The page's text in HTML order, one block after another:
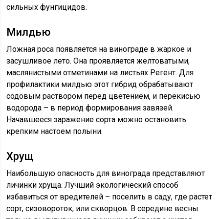
сильных фунгицидов.
Милдью
Ложная роса появляется на винограде в жаркое и
засушливое лето. Она проявляется желтоватыми,
маслянистыми отметинами на листьях Регент. Для
профилактики милдью этот гибрид обрабатывают
содовым раствором перед цветением, и перекисью
водорода – в период формирования завязей.
Начавшееся заражение сорта можно остановить
крепким настоем полыни.
Хрущ
Наибольшую опасность для винограда представляют
личинки хруща. Лучший экологический способ
избавиться от вредителей – поселить в саду, где растет
сорт, сизовороток, или скворцов. В середине весны